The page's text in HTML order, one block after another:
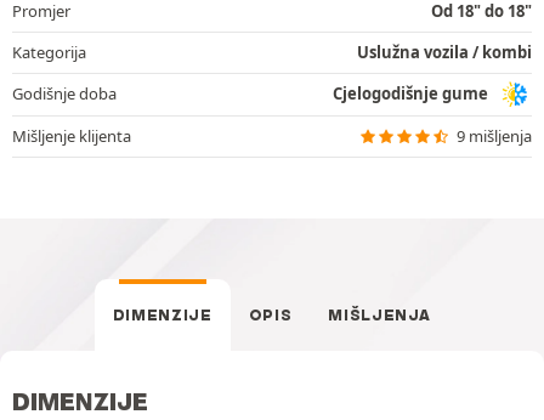
Promjer
Od 18" do 18"
Kategorija
Uslužna vozila / kombi
Godišnje doba
Cjelogodišnje gume
Mišljenje klijenta
9 mišljenja
DIMENZIJE OPIS MIŠLJENJA
DIMENZIJE